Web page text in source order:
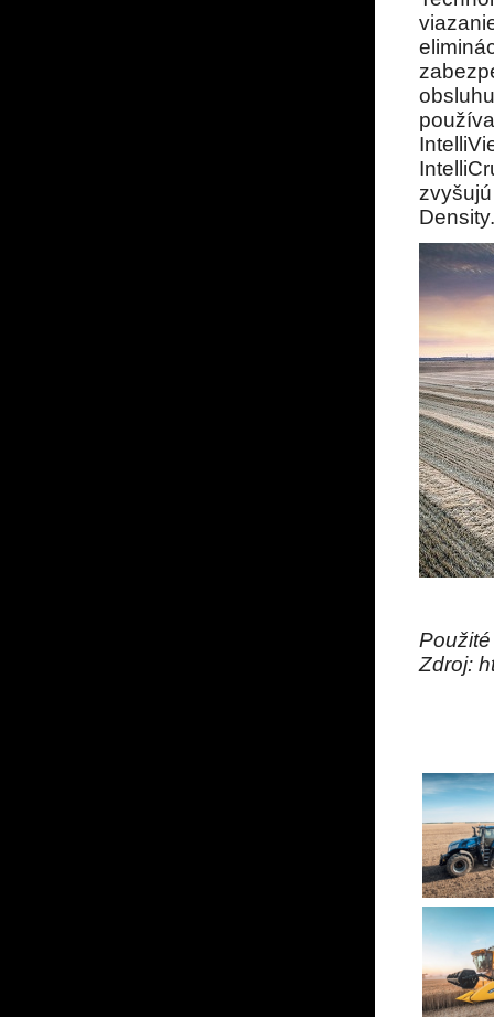
Density.
Zdroj: